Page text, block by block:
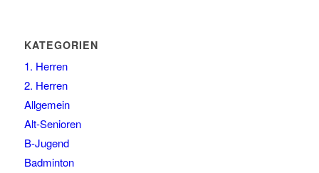
KATEGORIEN
1. Herren
2. Herren
Allgemein
Alt-Senioren
B-Jugend
Badminton